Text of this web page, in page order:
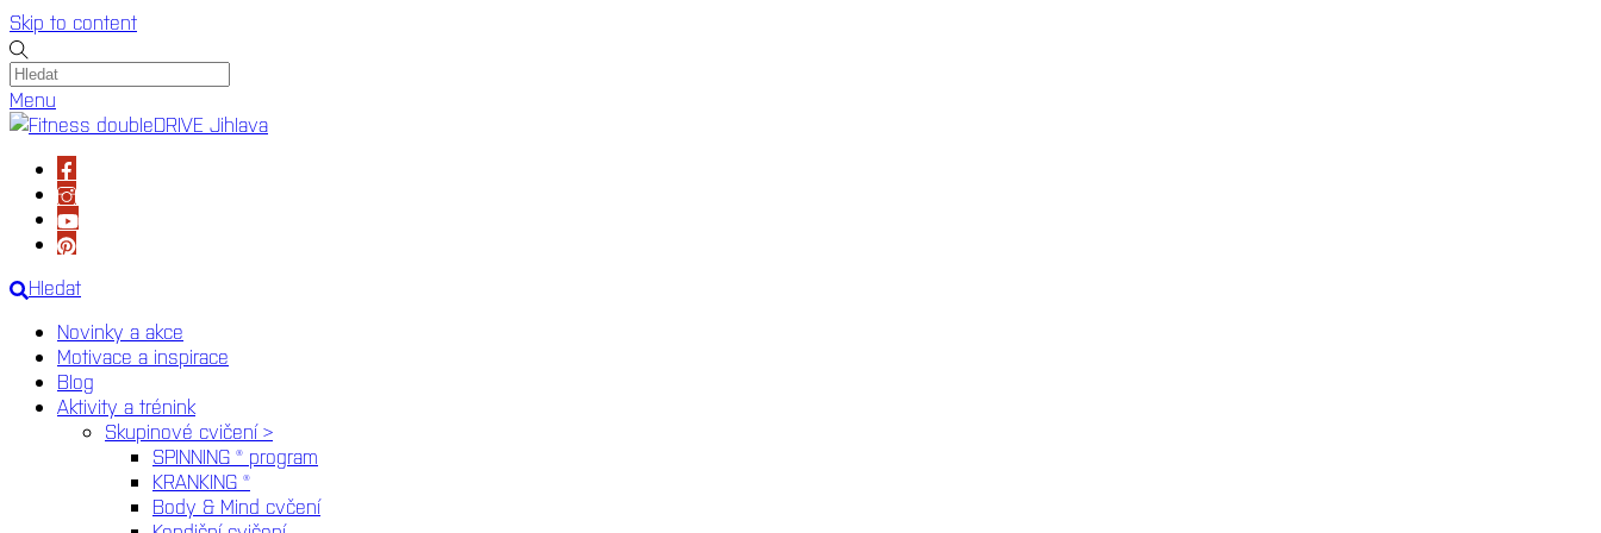
Skip to content
Menu
Hledat
Novinky a akce
Motivace a inspirace
Blog
Aktivity a trénink
Skupinové cvičení >
SPINNING ® program
KRANKING ®
Body & Mind cvčení